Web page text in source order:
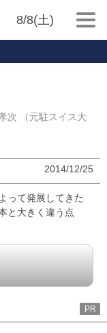
8/8(土)
次 （元駐スイス大
2014/12/25
って発展してきた
と大きく違う点
PR